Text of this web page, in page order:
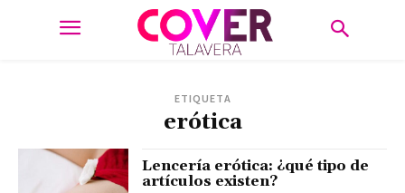
ETIQUETA
erótica
Lencería erótica: ¿qué tipo de
artículos existen?